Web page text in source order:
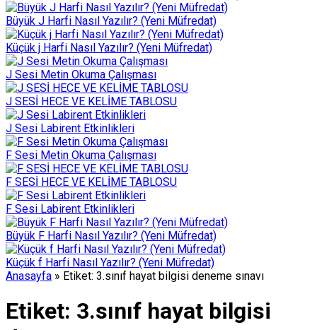
Büyük J Harfi Nasıl Yazılır? (Yeni Müfredat)
Küçük j Harfi Nasıl Yazılır? (Yeni Müfredat)
J Sesi Metin Okuma Çalışması
J SESİ HECE VE KELİME TABLOSU
J Sesi Labirent Etkinlikleri
F Sesi Metin Okuma Çalışması
F SESİ HECE VE KELİME TABLOSU
F Sesi Labirent Etkinlikleri
Büyük F Harfi Nasıl Yazılır? (Yeni Müfredat)
Küçük f Harfi Nasıl Yazılır? (Yeni Müfredat)
Anasayfa » Etiket: 3.sınıf hayat bilgisi deneme sınavı
Etiket: 3.sınıf hayat bilgisi